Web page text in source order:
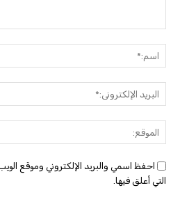
احفظ اسمي والبريد الإلكتروني وموقع
التي أعلق فيها.